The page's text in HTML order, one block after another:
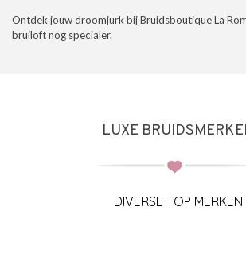
Ontdek jouw droomjurk bij Bruidsboutique La
bruiloft nog specialer.
LUXE
DIVERSE TOP MERKEN